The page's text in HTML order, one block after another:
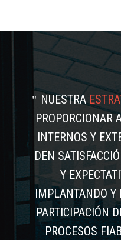
NUESTRA
PROPORCIONAR
INTERNOS Y
DEN
Y
IMPLANTANDO Y
PARTICIPACIÓN
PROCESOS